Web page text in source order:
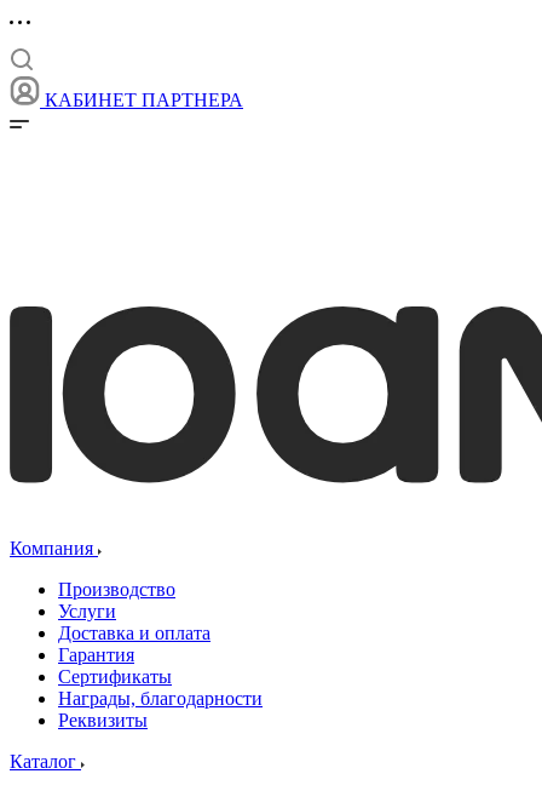
КАБИНЕТ ПАРТНЕРА
Компания
Производство
Услуги
Доставка и оплата
Гарантия
Сертификаты
Награды, благодарности
Реквизиты
Каталог